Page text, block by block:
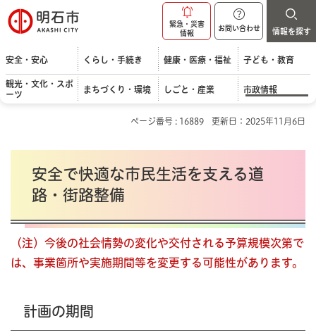
明石市
緊急・災害
情報
お問い合わせ 情報を探す
安全・安心 くらし・手続き 健康・医療・福祉 子ども・教育
観光・文化・スポ
ーツ
まちづくり・環境 しごと・産業 市政情報
ページ番号 : 16889 更新日：2025年11月6日
安全で快適な市民生活を支える道
路・街路整備
（注）今後の社会情勢の変化や交付される予算規模次第で
は、 事業箇所や実施期間等を変更する可能性があります。
計画の期間